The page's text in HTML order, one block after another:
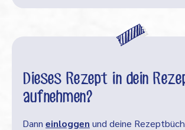
Dieses Rezept in dein
aufnehmen?
Dann einloggen und deine